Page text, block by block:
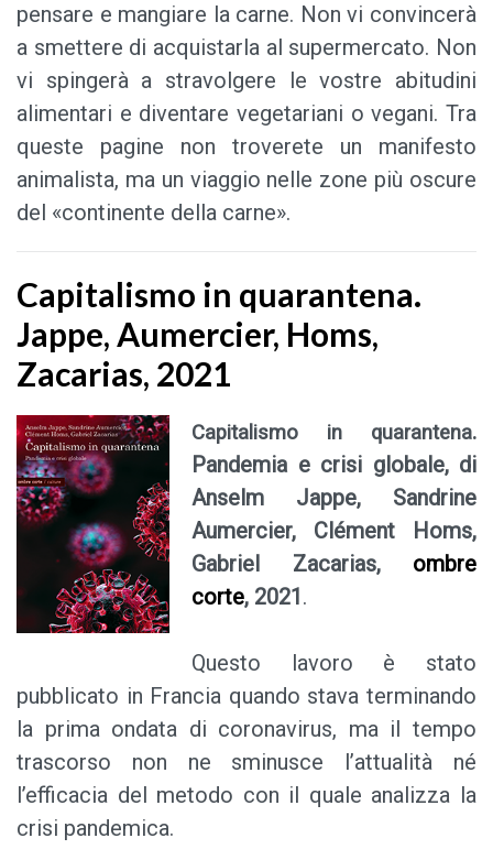
pensare e mangiare la carne. Non vi convincerà
a smettere di acquistarla al supermercato. Non
vi spingerà a stravolgere le vostre abitudini
alimentari e diventare vegetariani o vegani. Tra
queste pagine non troverete un manifesto
animalista, ma un viaggio nelle zone più oscure
del «continente della carne».
Capitalismo in quarantena.
Jappe, Aumercier, Homs,
Zacarias, 2021
Capitalismo in quarantena.
Pandemia e crisi globale, di
Anselm Jappe, Sandrine
Aumercier, Clément Homs,
Gabriel Zacarias, ombre
corte, 2021 .
Questo lavoro è stato
pubblicato in Francia quando stava terminando
la prima ondata di coronavirus, ma il tempo
trascorso non ne sminusce l’attualità né
l’efficacia del metodo con il quale analizza la
crisi pandemica.